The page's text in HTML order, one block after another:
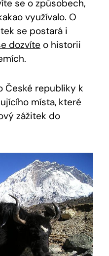
se o způsobech,
využívalo.‍ O
se postará i
dozvíte ⁢ o historii
České ⁤republiky ‍k
místa, které
zážitek do